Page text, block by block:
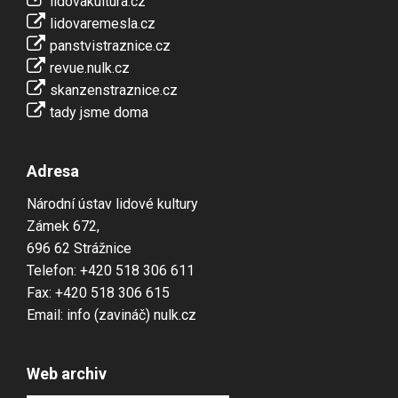
lidovaremesla.cz
panstvistraznice.cz
revue.nulk.cz
skanzenstraznice.cz
tady jsme doma
Adresa
Národní ústav lidové kultury
Zámek 672,
696 62 Strážnice
Telefon: +420 518 306 611
Fax: +420 518 306 615
Email: info (zavináč) nulk.cz
Web archiv